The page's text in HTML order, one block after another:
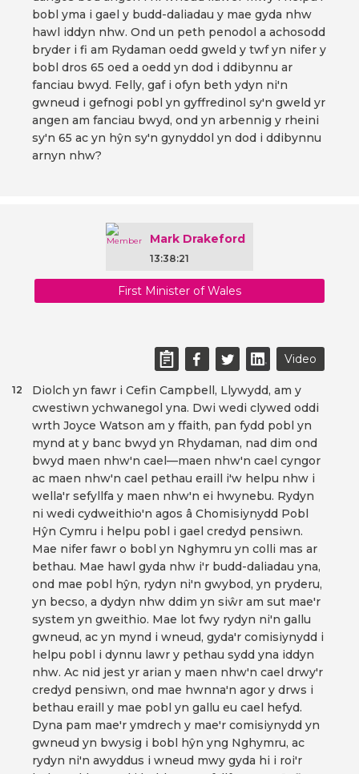
bobl yma i gael y budd-daliadau y mae gyda nhw
hawl iddyn nhw. Ond un peth penodol a achosodd
bryder i fi am Rydaman oedd gweld y twf yn nifer y
bobl dros 65 oed a oedd yn dod i ddibynnu ar
fanciau bwyd. Felly, gaf i ofyn beth ydyn ni'n
gwneud i gefnogi pobl yn gyffredinol sy'n gweld yr
angen am fanciau bwyd, ond yn arbennig y rheini
sy'n 65 ac yn hŷn sy'n gynyddol yn dod i ddibynnu
arnyn nhw?
Mark Drakeford
13:38:21
First Minister of Wales
Video
Diolch yn fawr i Cefin Campbell, Llywydd, am y
cwestiwn ychwanegol yna. Dwi wedi clywed oddi
wrth Joyce Watson am y ffaith, pan fydd pobl yn
mynd at y banc bwyd yn Rhydaman, nad dim ond
bwyd maen nhw'n cael—maen nhw'n cael cyngor
ac maen nhw'n cael pethau eraill i'w helpu nhw i
wella'r sefyllfa y maen nhw'n ei hwynebu. Rydyn
ni wedi cydweithio'n agos â Chomisiynydd Pobl
Hŷn Cymru i helpu pobl i gael credyd pensiwn.
Mae nifer fawr o bobl yn Nghymru yn colli mas ar
bethau. Mae hawl gyda nhw i'r budd-daliadau yna,
ond mae pobl hŷn, rydyn ni'n gwybod, yn pryderu,
yn becso, a dydyn nhw ddim yn siŵr am sut mae'r
system yn gweithio. Mae lot fwy rydyn ni'n gallu
gwneud, ac yn mynd i wneud, gyda'r comisiynydd i
helpu pobl i dynnu lawr y pethau sydd yna iddyn
nhw. Ac nid jest yr arian y maen nhw'n cael drwy'r
credyd pensiwn, ond mae hwnna'n agor y drws i
bethau eraill y mae pobl yn gallu eu cael hefyd.
Dyna pam mae'r ymdrech y mae'r comisiynydd yn
gwneud yn bwysig i bobl hŷn yng Nghymru, ac
rydyn ni'n awyddus i wneud mwy gyda hi i roi'r
12